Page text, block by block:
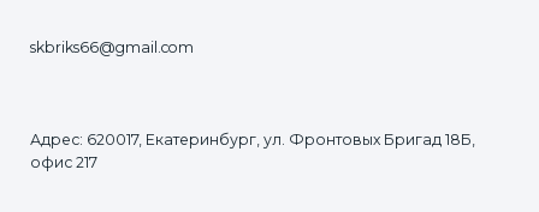
skbriks66@gmail.com
Адрес: 620017, Екатеринбург, ул. Фронтовых Бригад 18Б,
офис 217